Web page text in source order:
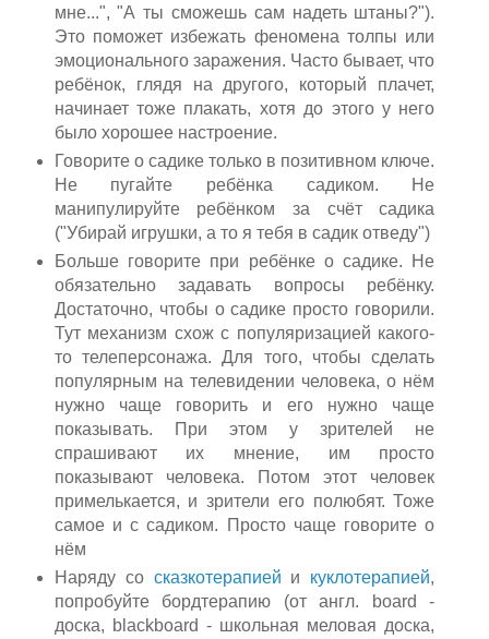
мне...", "А ты сможешь сам надеть штаны?").
Это поможет избежать феномена толпы или
эмоционального заражения. Часто бывает, что
ребёнок, глядя на другого, который плачет,
начинает тоже плакать, хотя до этого у него
было хорошее настроение.
Говорите о садике только в позитивном ключе.
Не пугайте ребёнка садиком. Не
манипулируйте ребёнком за счёт садика
("Убирай игрушки, а то я тебя в садик отведу")
Больше говорите при ребёнке о садике. Не
обязательно задавать вопросы ребёнку.
Достаточно, чтобы о садике просто говорили.
Тут механизм схож с популяризацией какого-
то телеперсонажа. Для того, чтобы сделать
популярным на телевидении человека, о нём
нужно чаще говорить и его нужно чаще
показывать. При этом у зрителей не
спрашивают их мнение, им просто
показывают человека. Потом этот человек
примелькается, и зрители его полюбят. Тоже
самое и с садиком. Просто чаще говорите о
нём
Наряду со сказкотерапией и куклотерапией,
попробуйте бордтерапию (от англ. board -
доска, blackboard - школьная меловая доска,